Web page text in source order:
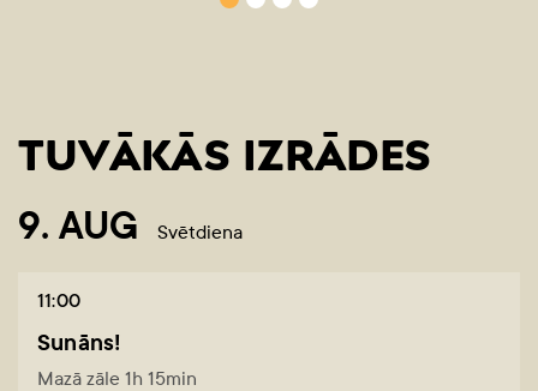
TUVĀKĀS IZRĀDES
9. AUG
Svētdiena
11:00
Sunāns!
Mazā zāle 1h 15min